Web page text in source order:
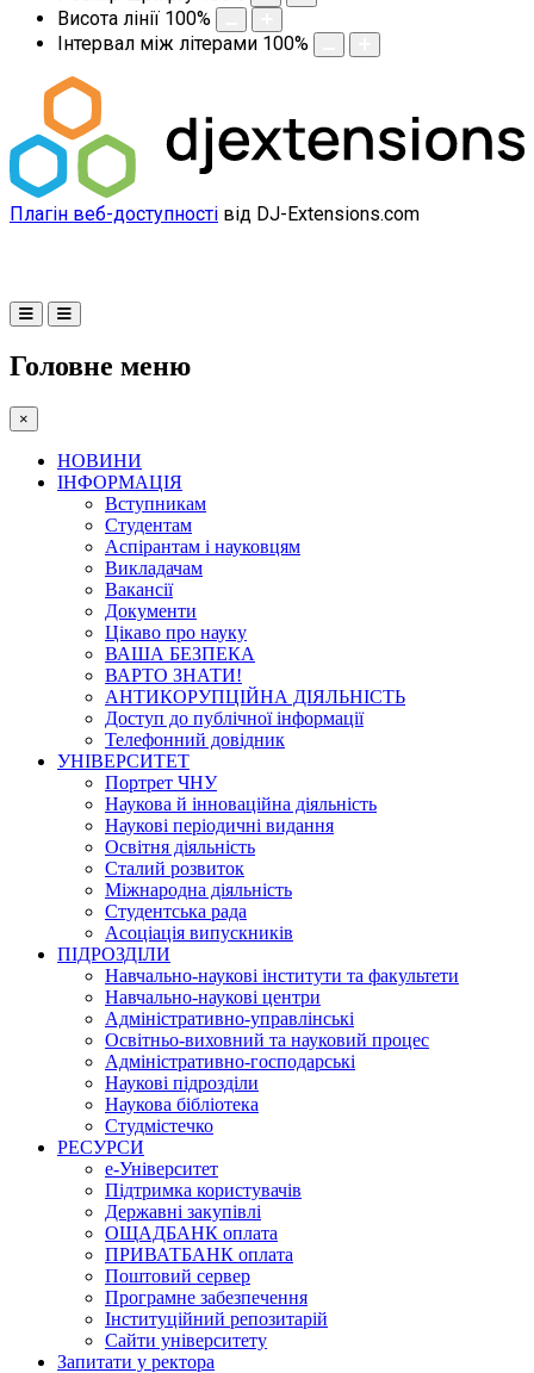
Висота лінії 100%
Інтервал між літерами 100%
Плагін веб-доступності від DJ-Extensions.com
Головне меню
×
НОВИНИ
ІНФОРМАЦІЯ
Вступникам
Студентам
Аспірантам і науковцям
Викладачам
Вакансії
Документи
Цікаво про науку
ВАША БЕЗПЕКА
ВАРТО ЗНАТИ!
АНТИКОРУПЦІЙНА ДІЯЛЬНІСТЬ
Доступ до публічної інформації
Телефонний довідник
УНІВЕРСИТЕТ
Портрет ЧНУ
Наукова й інноваційна діяльність
Наукові періодичні видання
Освітня діяльність
Сталий розвиток
Міжнародна діяльність
Студентська рада
Асоціація випускників
ПІДРОЗДІЛИ
Навчально-наукові інститути та факультети
Навчально-наукові центри
Адміністративно-управлінські
Освітньо-виховний та науковий процес
Адміністративно-господарські
Наукові підрозділи
Наукова бібліотека
Студмістечко
РЕСУРСИ
е-Університет
Підтримка користувачів
Державні закупівлі
ОЩАДБАНК оплата
ПРИВАТБАНК оплата
Поштовий сервер
Програмне забезпечення
Інституційний репозитарій
Сайти університету
Запитати у ректора